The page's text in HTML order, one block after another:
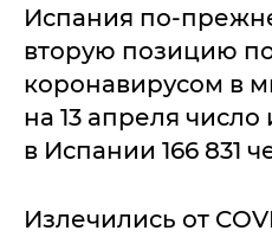
Испания по-
вторую позицию
коронавирусом в
на 13 апреля
в Испании 166 831
Излечились от